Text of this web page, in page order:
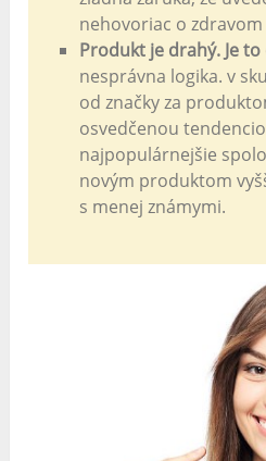
nehovoriac o
Produkt je drahý. Je
nesprávna logika. v
od značky za
osvedčenou
najpopulárnejšie
novým produktom
s menej známymi.